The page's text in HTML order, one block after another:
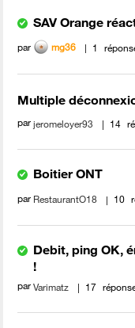
SAV Orange
par mg36 1
Multiple
parjeromeloyer93 14
Boitier ONT
par RestaurantO18 10
Debit, ping OK,
!
parVarimatz 17